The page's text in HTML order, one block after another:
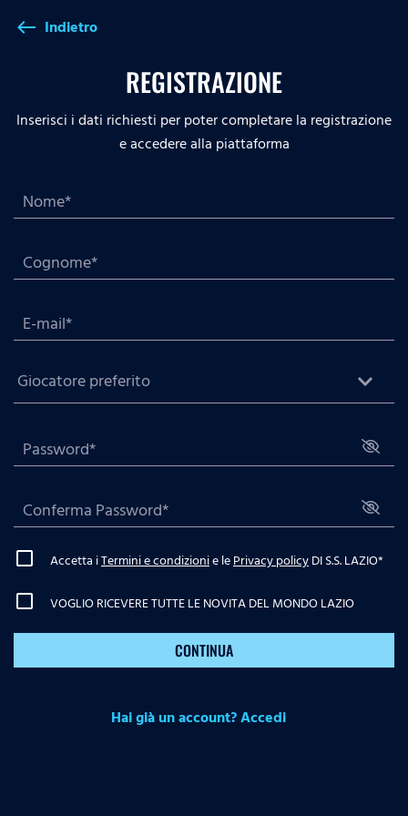
west Indietro
REGISTRAZIONE
Inserisci i dati richiesti per poter completare la registrazione
e accedere alla piattaforma
Accetta iTermini e condizionie lePrivacy policyDI S.S. LAZIO*
VOGLIO RICEVERE TUTTE LE NOVITA DEL MONDO LAZIO
CONTINUA
Hai già un account? Accedi